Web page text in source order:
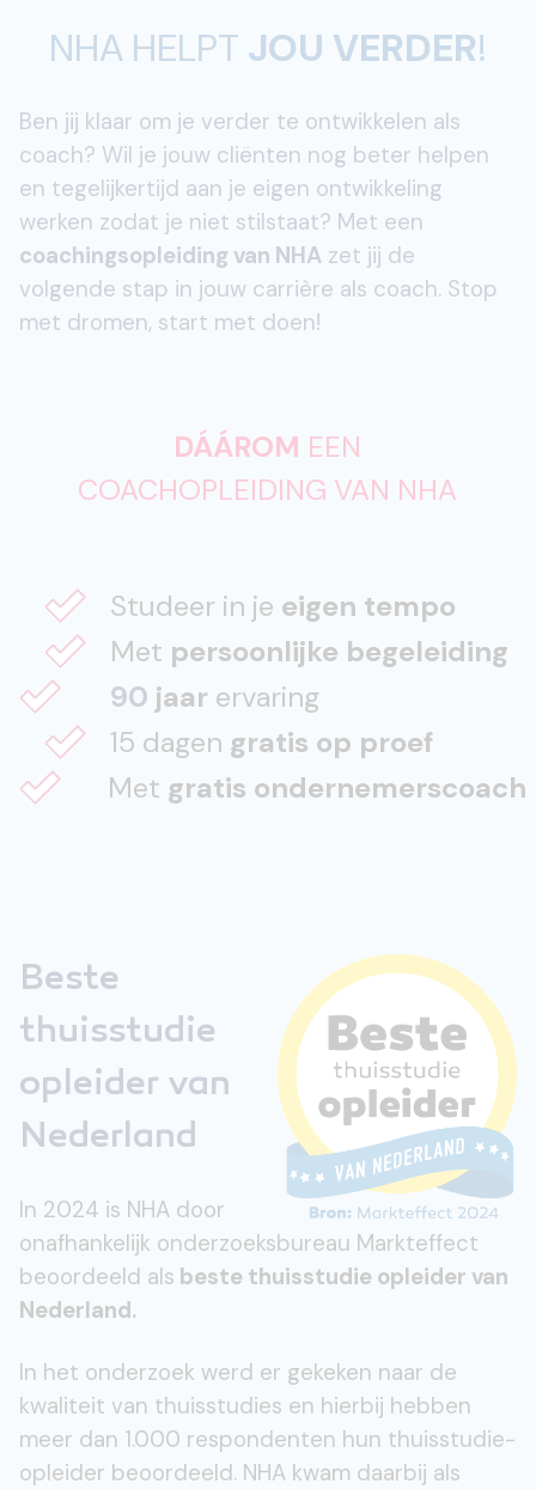
NHA HELPT JOU VERDER!
Ben jij klaar om je verder te ontwikkelen als
coach? Wil je jouw cliënten nog beter helpen
en tegelijkertijd aan je eigen ontwikkeling
werken zodat je niet stilstaat? Met een
coachingsopleiding van NHA zet jij de
volgende stap in jouw carrière als coach. Stop
met dromen, start met doen!
DÁÁROM EEN
COACHOPLEIDING VAN NHA
Studeer in je eigen tempo
Met persoonlijke begeleiding
90 jaar ervaring
15 dagen gratis op proef
Met gratis ondernemerscoach
Beste
thuisstudie
opleider van
Nederland
In 2024 is NHA door
onafhankelijk onderzoeksbureau Markteffect
beoordeeld als beste thuisstudie opleider van
Nederland.
In het onderzoek werd er gekeken naar de
kwaliteit van thuisstudies en hierbij hebben
meer dan 1.000 respondenten hun thuisstudie-
opleider beoordeeld. NHA kwam daarbij als